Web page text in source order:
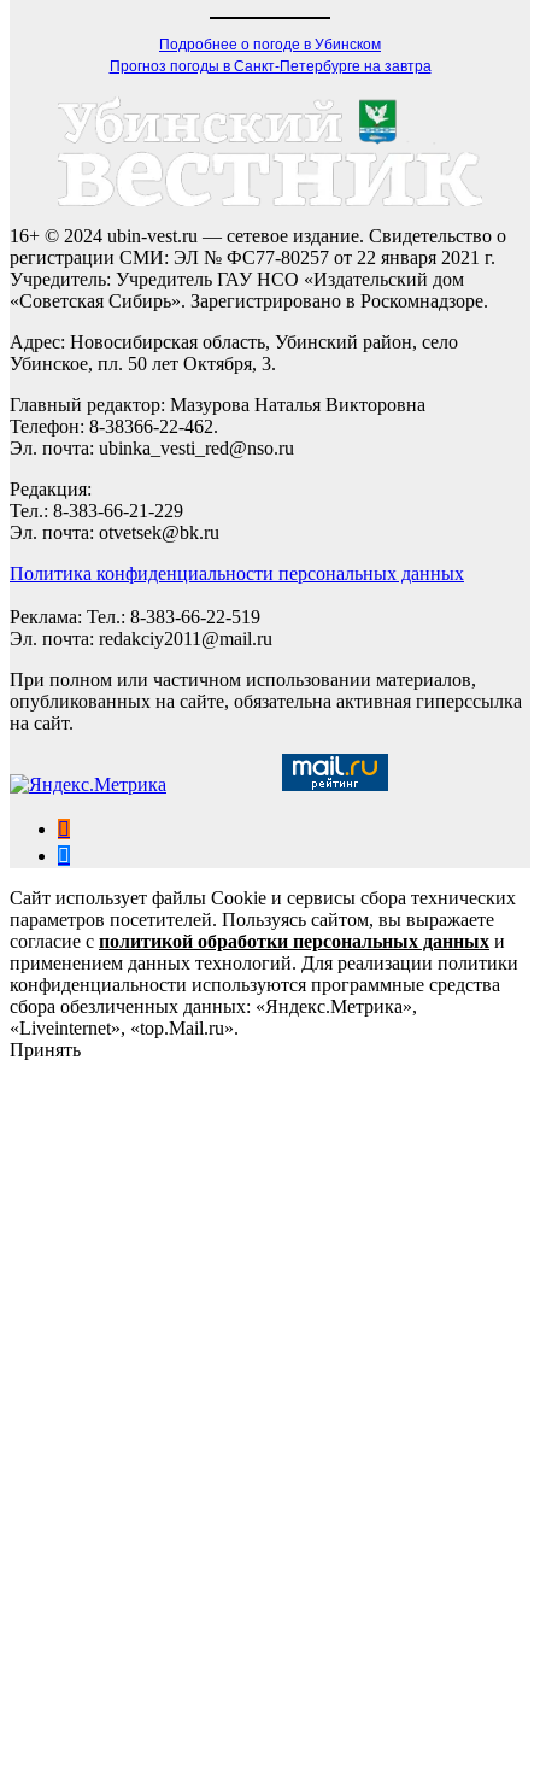
Подробнее о погоде в Убинском
Прогноз погоды в Санкт-Петербурге на завтра
16+ © 2024 ubin-vest.ru — сетевое издание. Свидетельство о
регистрации СМИ: ЭЛ № ФС77-80257 от 22 января 2021 г.
Учредитель: Учредитель ГАУ НСО «Издательский дом
«Советская Сибирь». Зарегистрировано в Роскомнадзоре.
Адрес: Новосибирская область, Убинский район, село
Убинское, пл. 50 лет Октября, 3.
Главный редактор: Мазурова Наталья Викторовна
Телефон: 8-38366-22-462.
Эл. почта: ubinka_vesti_red@nso.ru
Редакция:
Тел.: 8-383-66-21-229
Эл. почта: otvetsek@bk.ru
Политика конфиденциальности персональных данных
Реклама: Тел.: 8-383-66-22-519
Эл. почта: redakciy2011@mail.ru
При полном или частичном использовании материалов,
опубликованных на сайте, обязательна активная гиперссылка
на сайт.
Сайт использует файлы Cookie и сервисы сбора технических
параметров посетителей. Пользуясь сайтом, вы выражаете
согласие с политикой обработки персональных данных и
применением данных технологий. Для реализации политики
конфиденциальности используются программные средства
сбора обезличенных данных: «Яндекс.Метрика»,
«Liveinternet», «top.Mail.ru».
Принять